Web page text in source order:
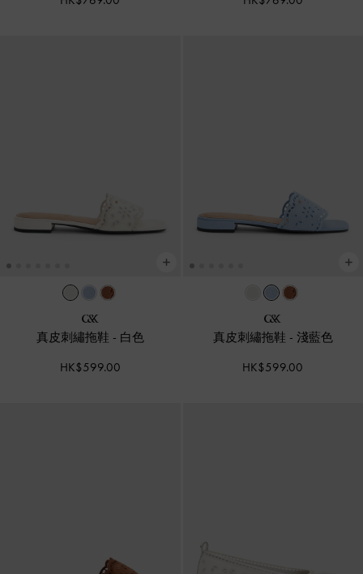
真皮刺繡拖鞋 - 白色
HK$599.00
真皮刺繡拖鞋 - 淺藍色
HK$599.00